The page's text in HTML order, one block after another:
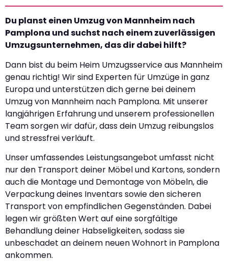
Du planst einen Umzug von Mannheim nach
Pamplona und suchst nach einem zuverlässigen
Umzugsunternehmen, das dir dabei hilft?
Dann bist du beim Heim Umzugsservice aus Mannheim
genau richtig! Wir sind Experten für Umzüge in ganz
Europa und unterstützen dich gerne bei deinem
Umzug von Mannheim nach Pamplona. Mit unserer
langjährigen Erfahrung und unserem professionellen
Team sorgen wir dafür, dass dein Umzug reibungslos
und stressfrei verläuft.
Unser umfassendes Leistungsangebot umfasst nicht
nur den Transport deiner Möbel und Kartons, sondern
auch die Montage und Demontage von Möbeln, die
Verpackung deines Inventars sowie den sicheren
Transport von empfindlichen Gegenständen. Dabei
legen wir größten Wert auf eine sorgfältige
Behandlung deiner Habseligkeiten, sodass sie
unbeschadet an deinem neuen Wohnort in Pamplona
ankommen.